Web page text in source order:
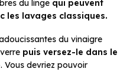
du linge qui peuvent
les lavages classiques.
du vinaigre
puis versez-le dans le
. Vous devriez pouvoir